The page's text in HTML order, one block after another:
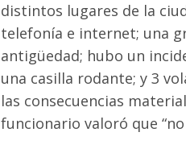
distintos lugares de la
telefonía e internet; una
antigüedad; hubo un
una casilla rodante; y 3
las consecuencias
funcionario valoró que